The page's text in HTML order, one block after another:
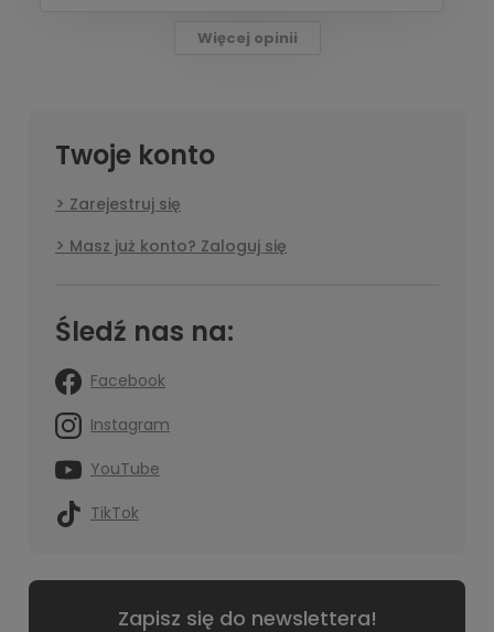
Więcej opinii
Twoje konto
Zarejestruj się
Masz już konto? Zaloguj się
Śledź nas na:
Facebook
Instagram
YouTube
TikTok
Zapisz się do newslettera!